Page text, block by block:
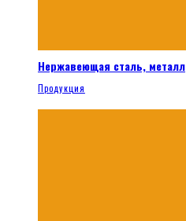
Нержавеющая сталь, металл
Продукция